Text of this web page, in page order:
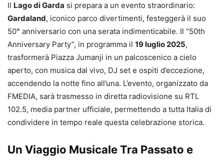
Il Lago di Garda si prepara a un evento straordinario:
Gardaland, iconico parco divertimenti, festeggerà il suo
50° anniversario con una serata indimenticabile. Il “50th
Anniversary Party”, in programma il 19 luglio 2025,
trasformerà Piazza Jumanji in un palcoscenico a cielo
aperto, con musica dal vivo, DJ set e ospiti d’eccezione,
accendendo la notte fino all’una. L’evento, organizzato da
FMEDIA, sarà trasmesso in diretta radiovisione su RTL
102.5, media partner ufficiale, permettendo a tutta Italia di
condividere in tempo reale questa celebrazione storica.
Un Viaggio Musicale Tra Passato e